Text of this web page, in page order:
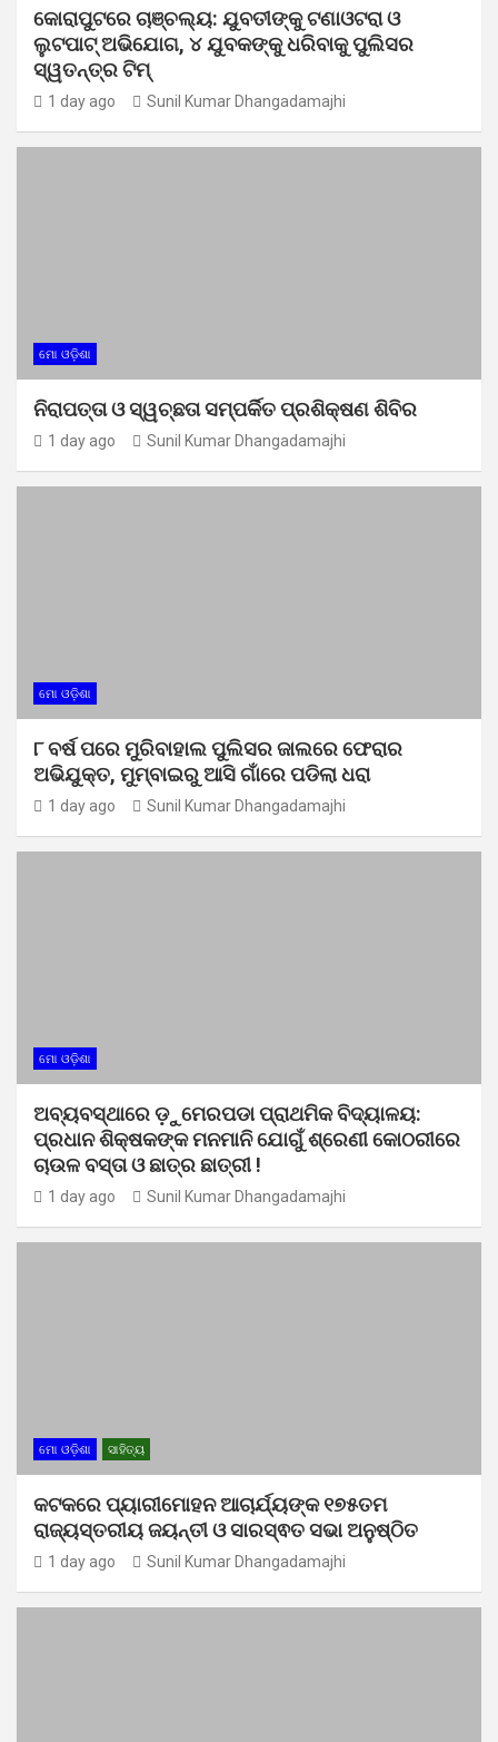
କୋରାପୁଟରେ ଚାଞ୍ଚଲ୍ୟ: ଯୁବତୀଙ୍କୁ ଟଣାଓଟରା ଓ
ଲୁଟପାଟ୍ ଅଭିଯୋଗ, ୪ ଯୁବକଙ୍କୁ ଧରିବାକୁ ପୁଲିସର
ସ୍ୱତନ୍ତ୍ର ଟିମ୍
1 day ago Sunil Kumar Dhangadamajhi
ମୋ ଓଡ଼ିଶା
ନିରାପତ୍ତା ଓ ସ୍ୱଚ୍ଛତା ସମ୍ପର୍କିତ ପ୍ରଶିକ୍ଷଣ ଶିବିର
1 day ago Sunil Kumar Dhangadamajhi
ମୋ ଓଡ଼ିଶା
୮ ବର୍ଷ ପରେ ମୁରିବାହାଲ ପୁଲିସର ଜାଲରେ ଫେରାର
ଅଭିଯୁକ୍ତ, ମୁମ୍ବାଇରୁ ଆସି ଗାଁରେ ପଡିଲା ଧରା
1 day ago Sunil Kumar Dhangadamajhi
ମୋ ଓଡ଼ିଶା
ଅବ୍ୟବସ୍ଥାରେ ଡ଼ୁମେରପଡା ପ୍ରାଥମିକ ବିଦ୍ୟାଳୟ:
ପ୍ରଧାନ ଶିକ୍ଷକଙ୍କ ମନମାନି ଯୋଗୁଁ ଶ୍ରେଣୀ କୋଠରୀରେ
ଚାଉଳ ବସ୍ତା ଓ ଛାତ୍ର ଛାତ୍ରୀ !
1 day ago Sunil Kumar Dhangadamajhi
ମୋ ଓଡ଼ିଶା ସାହିତ୍ୟ
କଟକରେ ପ୍ୟାରୀମୋହନ ଆଚାର୍ଯ୍ୟଙ୍କ ୧୭୫ତମ
ରାଜ୍ୟସ୍ତରୀୟ ଜୟନ୍ତୀ ଓ ସାରସ୍ଵତ ସଭା ଅନୁଷ୍ଠିତ
1 day ago Sunil Kumar Dhangadamajhi